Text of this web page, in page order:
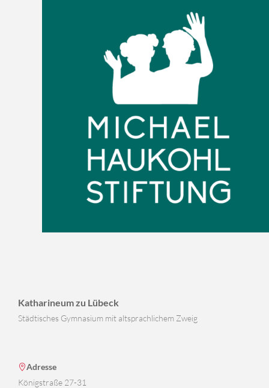
Katharineum zu Lübeck
Städtisches Gymnasium mit altsprachlichem Zweig
Adresse
Königstraße 27-31